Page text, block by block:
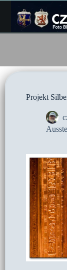
Inhalt
springen
Projekt